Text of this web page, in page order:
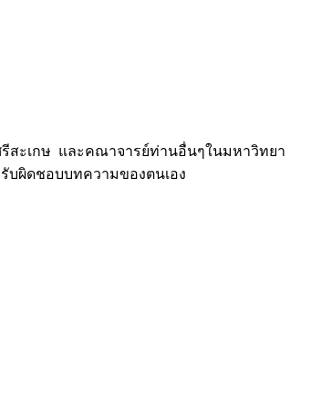
สะเกษ และคณาจารย์ท่านอื่นๆในมหาวิทยา
บผิดชอบบทความของตนเอง